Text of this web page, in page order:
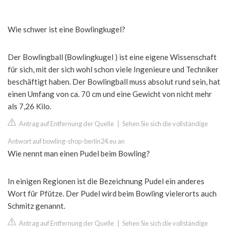
Wie schwer ist eine Bowlingkugel?
Der Bowlingball (Bowlingkugel ) ist eine eigene Wissenschaft
für sich, mit der sich wohl schon viele Ingenieure und Techniker
beschäftigt haben. Der Bowlingball muss absolut rund sein, hat
einen Umfang von ca. 70 cm und eine Gewicht von nicht mehr
als 7,26 Kilo.
Antrag auf Entfernung der Quelle Sehen Sie sich die vollständige
Antwort auf bowling-shop-berlin24.eu an
Wie nennt man einen Pudel beim Bowling?
In einigen Regionen ist die Bezeichnung Pudel ein anderes
Wort für Pfütze. Der Pudel wird beim Bowling vielerorts auch
Schmitz genannt.
Antrag auf Entfernung der Quelle Sehen Sie sich die vollständige